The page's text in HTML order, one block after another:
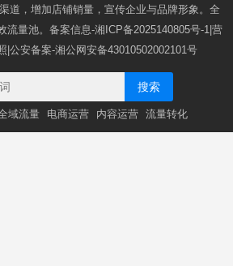
道，增加店铺销量，宣传企业与品牌形象。全
流量池。备案信息-湘ICP备2025140805号-1 |营
|公安备案-湘公网安备43010502002101号
搜索
域流量 电商运营 内容运营 流量转化